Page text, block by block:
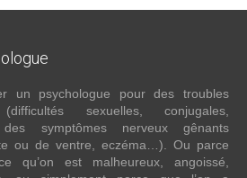
un psychologue pour des troubles
sexuelles, conjugales,
symptômes nerveux gênants
ou de ventre, eczéma…). Ou parce
qu’on est malheureux, angoissé,